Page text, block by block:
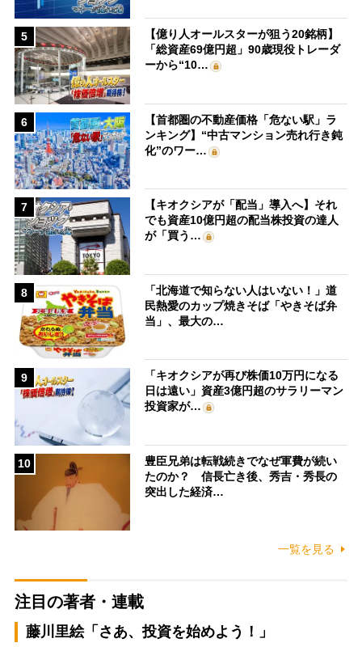
5
【億り人オールスターが狙う20銘柄】
「総資産69億円超」90歳現役トレーダ
ーから“10…
6
【首都圏の不動産価格「危ない駅」ラ
ンキング】“中古マンション売れ行き鈍
化”のワー…
7
【キオクシアが「配当」導入へ】それ
でも資産10億円超の配当株投資の達人
が「買う…
8
「北海道で知らない人はいない！」道
民熱愛のカップ焼きそば「やきそば弁
当」、最大の…
9
「キオクシアが再び株価10万円になる
日は遠い」資産3億円超のサラリーマン
投資家が…
10
豊臣兄弟は転戦続きでなぜ軍費が続い
たのか？ 信長亡き後、秀吉・秀長の
突出した経済…
一覧を見る
注目の著者・連載
藤川里絵「さあ、投資を始めよう！」